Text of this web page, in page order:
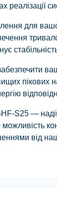
реалізації
для
S25 —
від